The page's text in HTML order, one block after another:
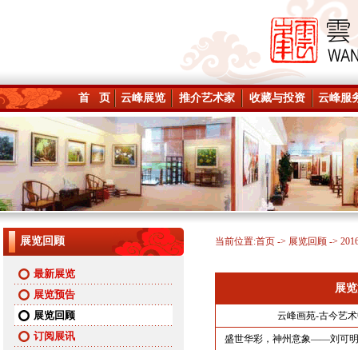
首 页 云峰展览 推介艺术家 收藏与投资 云峰服
展览回顾
最新展览
展览预告
展览回顾
订阅展讯
当前位置:首页 -> 展览回顾 ->
展
云峰画苑-古今艺
盛世华彩，神州意象——刘可